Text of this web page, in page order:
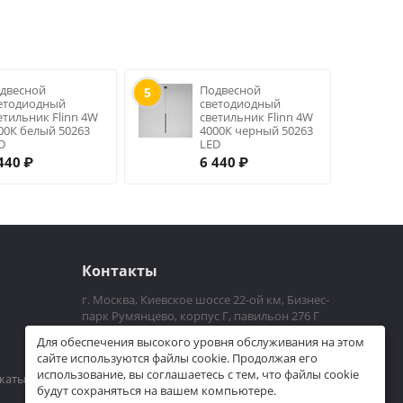
Flinn 4W
белый 50263
₽
5
Подвесной
светодиодный
светильник Flinn 4W
4000К черный 50263
LED
6 440 ₽
Контакты
г. Москва, Киевское шоссе 22-ой км, Бизнес-
парк Румянцево, корпус Г, павильон 276 Г
+7 (926)225-06-36
dim_bo@mail.ru
Посмотреть на карте
Для обеспечения высокого уровня обслуживания на этом
сайте используются файлы cookie. Продолжая его
использование, вы соглашаетесь с тем, что файлы cookie
будут сохраняться на вашем компьютере.